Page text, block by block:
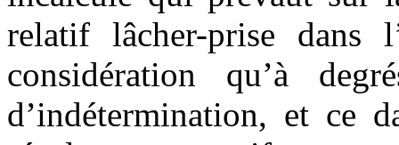
relatif lâcher-prise dans
considération qu’à
d’indétermination, et ce